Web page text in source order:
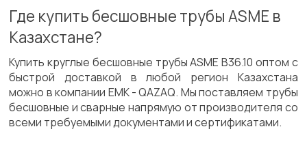
Где купить бесшовные трубы ASME в
Казахстане?
Купить круглые бесшовные трубы ASME B36.10 оптом с
быстрой доставкой в любой регион Казахстана
можно в компании ЕМК - QAZAQ. Мы поставляем трубы
бесшовные и сварные напрямую от производителя со
всеми требуемыми документами и сертификатами.